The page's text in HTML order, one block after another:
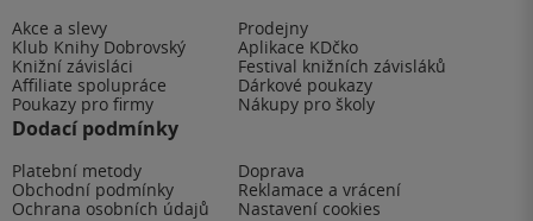
Akce a slevy
Prodejny
Klub Knihy Dobrovský
Aplikace KDčko
Knižní závisláci
Festival knižních závisláků
Affiliate spolupráce
Dárkové poukazy
Poukazy pro firmy
Nákupy pro školy
Dodací podmínky
Platební metody
Doprava
Obchodní podmínky
Reklamace a vrácení
Ochrana osobních údajů
Nastavení cookies